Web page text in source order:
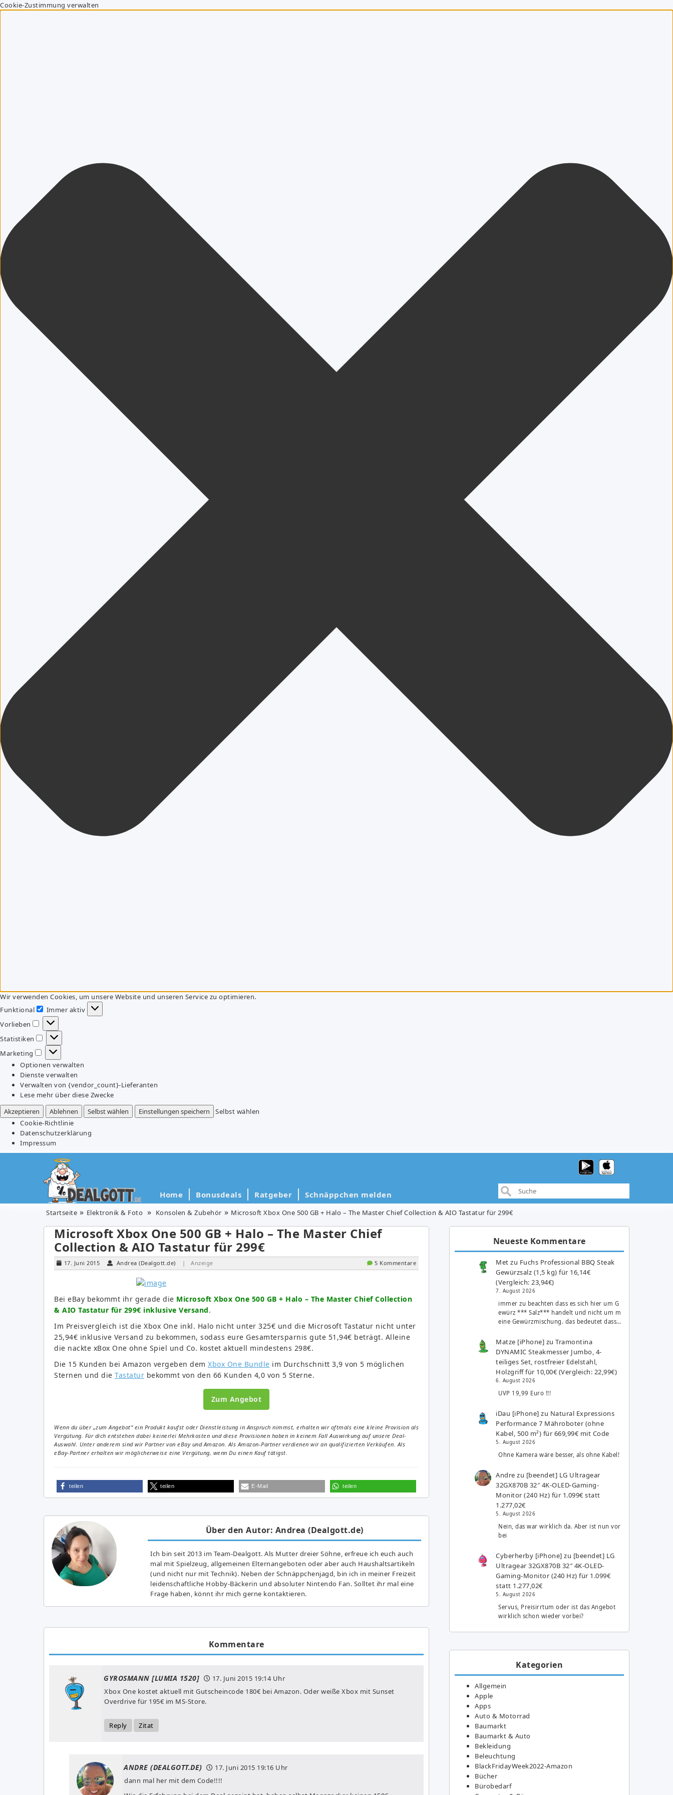
Cookie-Zustimmung verwalten
Wir verwenden Cookies, um unsere Website und unseren Service zu optimieren.
Funktional
Funktional
Immer aktiv
Vorlieben
Vorlieben
Statistiken
Statistiken
Marketing
Marketing
Optionen verwalten
Dienste verwalten
Verwalten von {vendor_count}-Lieferanten
Lese mehr über diese Zwecke
Akzeptieren
Ablehnen Selbst wählen Einstellungen speichern
Selbst wählen
Cookie-Richtlinie
Datenschutzerklärung
Impressum
Home Bonusdeals Ratgeber Schnäppchen melden
Startseite Elektronik & Foto Konsolen & Zubehör Microsoft Xbox One 500 GB + Halo – The Master Chief Collection & AIO Tastatur für 299€
Microsoft Xbox One 500 GB + Halo – The Master Chief
Collection & AIO Tastatur für 299€
17. Juni 2015 Andrea (Dealgott.de) | Anzeige 5 Kommentare
Bei eBay bekommt ihr gerade die Microsoft Xbox One 500 GB + Halo – The Master Chief Collection
& AIO Tastatur für 299€ inklusive Versand.
Im Preisvergleich ist die Xbox One inkl. Halo nicht unter 325€ und die Microsoft Tastatur nicht unter
25,94€ inklusive Versand zu bekommen, sodass eure Gesamtersparnis gute 51,94€ beträgt. Alleine
die nackte xBox One ohne Spiel und Co. kostet aktuell mindestens 298€.
Die 15 Kunden bei Amazon vergeben dem Xbox One Bundle im Durchschnitt 3,9 von 5 möglichen
Sternen und die Tastatur bekommt von den 66 Kunden 4,0 von 5 Sterne.
Zum Angebot
Wenn du über „zum Angebot“ ein Produkt kaufst oder Dienstleistung in Anspruch nimmst, erhalten wir oftmals eine kleine Provision als
Vergütung. Für dich entstehen dabei keinerlei Mehrkosten und diese Provisionen haben in keinem Fall Auswirkung auf unsere Deal-
Auswahl. Unter anderem sind wir Partner von eBay und Amazon. Als Amazon-Partner verdienen wir an qualifizierten Verkäufen. Als
eBay-Partner erhalten wir möglicherweise eine Vergütung, wenn Du einen Kauf tätigst.
teilen teilen E-Mail teilen
Über den Autor: Andrea (Dealgott.de)
Ich bin seit 2013 im Team-Dealgott. Als Mutter dreier Söhne, erfreue ich euch auch
mal mit Spielzeug, allgemeinen Elternangeboten oder aber auch Haushaltsartikeln
(und nicht nur mit Technik). Neben der Schnäppchenjagd, bin ich in meiner Freizeit
leidenschaftliche Hobby-Bäckerin und absoluter Nintendo Fan. Solltet ihr mal eine
Frage haben, könnt ihr mich gerne kontaktieren.
Kommentare
GYROSMANN [LUMIA 1520] 17. Juni 2015 19:14 Uhr
Xbox One kostet aktuell mit Gutscheincode 180€ bei Amazon. Oder weiße Xbox mit Sunset
Overdrive für 195€ im MS-Store.
Reply Zitat
ANDRE (DEALGOTT.DE) 17. Juni 2015 19:16 Uhr
dann mal her mit dem Code!!!!
Neueste Kommentare
Met zu Fuchs Professional BBQ Steak
Gewürzsalz (1,5 kg) für 16,14€
(Vergleich: 23,94€)
7. August 2026
immer zu beachten dass es sich hier um G
ewürz *** Salz*** handelt und nicht um m
eine Gewürzmischung. das bedeutet dass…
Matze [iPhone] zuTramontina
DYNAMIC Steakmesser Jumbo, 4-
teiliges Set, rostfreier Edelstahl,
Holzgriff für 10,00€ (Vergleich: 22,99€)
6. August 2026
UVP 19,99 Euro !!!
iDau [iPhone] zu Natural Expressions
Performance 7 Mähroboter (ohne
Kabel, 500 m²) für 669,99€ mit Code
5. August 2026
Ohne Kamera wäre besser, als ohne Kabel!
Andre zu [beendet] LG Ultragear
32GX870B 32″ 4K-OLED-Gaming-
Monitor (240 Hz) für 1.099€ statt
1.277,02€
5. August 2026
Nein, das war wirklich da. Aber ist nun vor
bei
Cyberherby [iPhone] zu [beendet] LG
Ultragear 32GX870B 32″ 4K-OLED-
Gaming-Monitor (240 Hz) für 1.099€
statt 1.277,02€
5. August 2026
Servus, Preisirrtum oder ist das Angebot
wirklich schon wieder vorbei?
Kategorien
Allgemein
Apple
Apps
Auto & Motorrad
Baumarkt
Baumarkt & Auto
Bekleidung
Beleuchtung
BlackFridayWeek2022-Amazon
Bücher
Bürobedarf